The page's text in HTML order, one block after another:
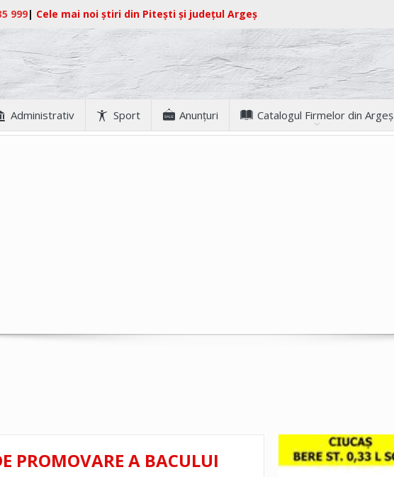
999| Cele mai noi știri din Pitești și județul Argeș
Administrativ Sport Anunţuri Catalogul Firmelor din Argeș
PROMOVARE A BACULUI